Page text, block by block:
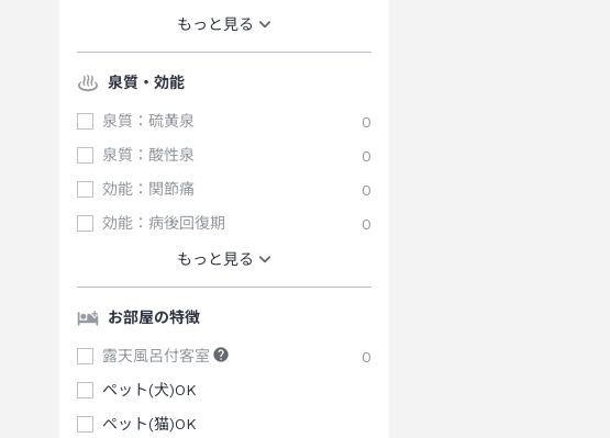
もっと見る
泉質・効能
泉質：硫黄泉
0
泉質：酸性泉
0
効能：関節痛
0
効能：病後回復期
0
もっと見る
お部屋の特徴
露天風呂付客室
0
ペット(犬)OK
ペット(猫)OK